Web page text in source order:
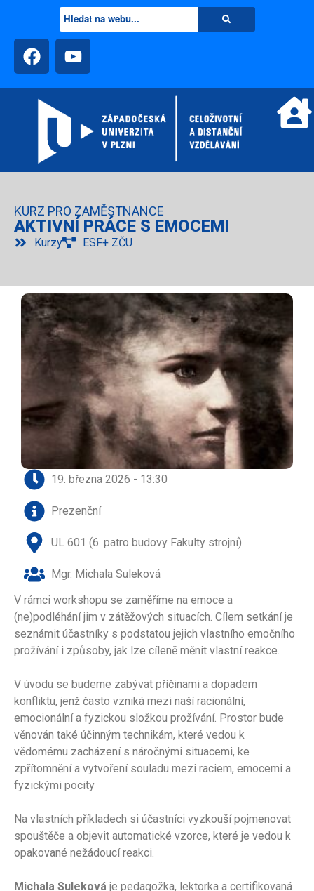
KURZ PRO ZAMĚSTNANCE
AKTIVNÍ PRÁCE S EMOCEMI
Kurzy ESF+ ZČU
19. března 2026 - 13:30
Prezenční
UL 601 (6. patro budovy Fakulty strojní)
Mgr. Michala Suleková
V rámci workshopu se zaměříme na emoce a
(ne)podléhání jim v zátěžových situacích. Cílem setkání je
seznámit účastníky s podstatou jejich vlastního emočního
prožívání i způsoby, jak lze cíleně měnit vlastní reakce.
V úvodu se budeme zabývat příčinami a dopadem
konfliktu, jenž často vzniká mezi naší racionální,
emocionální a fyzickou složkou prožívání. Prostor bude
věnován také účinným technikám, které vedou k
vědomému zacházení s náročnými situacemi, ke
zpřítomnění a vytvoření souladu mezi raciem, emocemi a
fyzickými pocity
Na vlastních příkladech si účastníci vyzkouší pojmenovat
spouštěče a objevit automatické vzorce, které je vedou k
opakované nežádoucí reakci.
Michala Suleková je pedagožka, lektorka a certifikovaná